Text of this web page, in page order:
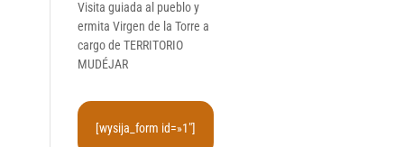
Visita guiada al pueblo y
ermita Virgen de la Torre a
cargo de TERRITORIO
MUDÉJAR
[wysija_form id=»1″]